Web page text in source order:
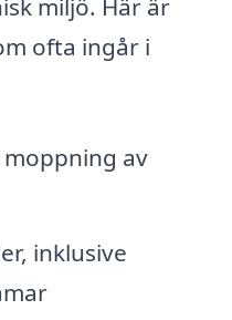
miljö. Här är
ofta ingår i
av
inklusive